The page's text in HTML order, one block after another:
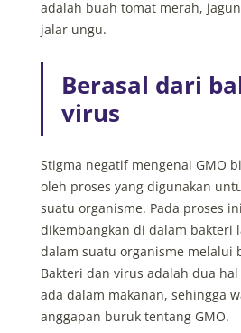
adalah buah tomat merah,
jalar ungu.
Berasal dari
virus
Stigma negatif mengenai GMO
oleh proses yang digunakan
suatu organisme. Pada proses
dikembangkan di dalam bakteri
dalam suatu organisme melalui
Bakteri dan virus adalah dua
ada dalam makanan, sehingga
anggapan buruk tentang GMO.